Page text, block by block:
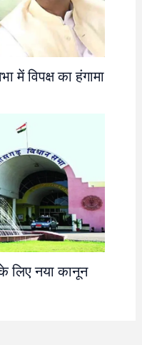
में विपक्ष का हंगामा
लिए नया कानून